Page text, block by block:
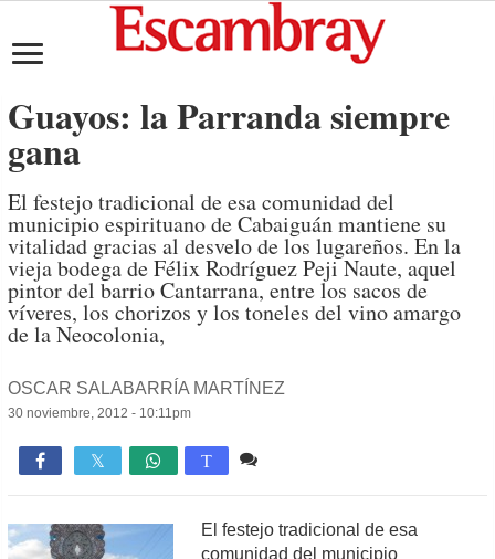
Guayos: la Parranda siempre
gana
El festejo tradicional de esa comunidad del
municipio espirituano de Cabaiguán mantiene su
vitalidad gracias al desvelo de los lugareños. En la
vieja bodega de Félix Rodríguez Peji Naute, aquel
pintor del barrio Cantarrana, entre los sacos de
víveres, los chorizos y los toneles del vino amargo
de la Neocolonia,
OSCAR SALABARRÍA MARTÍNEZ
30 noviembre, 2012 - 10:11pm
 T
El festejo tradicional de esa
comunidad del municipio